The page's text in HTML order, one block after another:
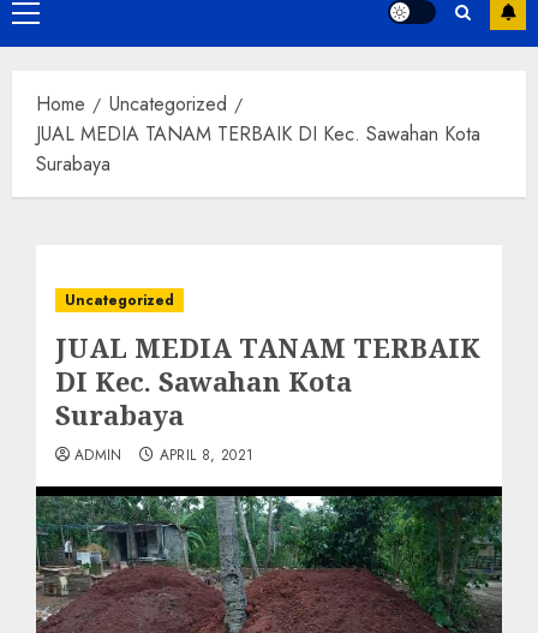
Primary
Menu
Home
Uncategorized
JUAL MEDIA TANAM TERBAIK DI Kec. Sawahan Kota
Surabaya
Uncategorized
JUAL MEDIA TANAM TERBAIK
DI Kec. Sawahan Kota
Surabaya
ADMIN APRIL 8, 2021